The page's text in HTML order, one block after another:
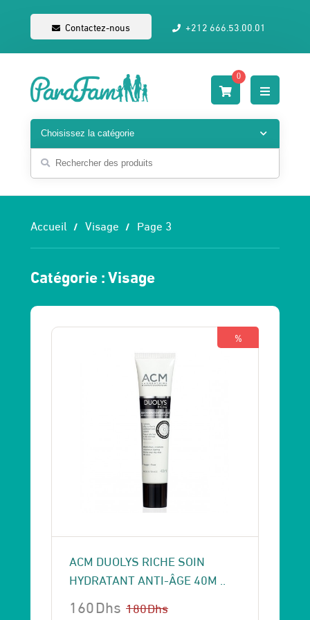
Contactez-nous +212 666.53.00.01
0
Accueil Visage Page 3
Catégorie :Visage
%
ACM DUOLYS RICHE SOIN
HYDRATANT ANTI-ÂGE 40M ..
180Dhs
160Dhs